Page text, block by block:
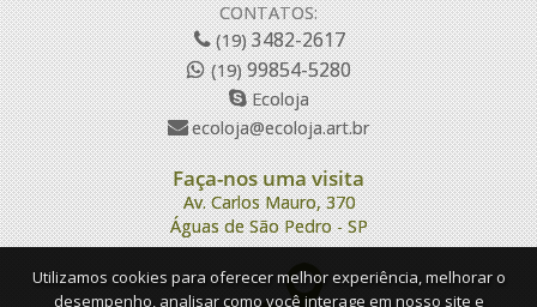
CONTATOS:
(19)3482-2617
(19)99854-5280
Ecoloja
ecoloja@ecoloja.art.br
Faça-nos uma visita
Av. Carlos Mauro, 370
Águas de São Pedro - SP
Utilizamos cookies para oferecer melhor experiência, melhorar o
desempenho, analisar como você interage em nosso site e